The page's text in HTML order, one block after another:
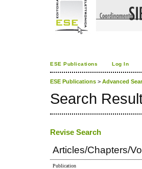
ESE Publications Log In
ESE Publications > Advanced
Search
Revise Search
Articles/Chapters/
Publication